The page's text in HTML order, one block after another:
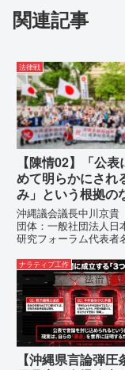
関連記事
法律戦
【陳情02】「公
めて明らかにされ
み」という根拠の
運用の指摘と条例
止を求める陳情書
沖縄議会議長中川京
団体：一般社団法人日
研究フォーラム代表者
市電 話：080- 「公表
めて明らかにされる
う根拠のない違法運用
例運用の停止を求める
ナラティブ工作
【沖縄県言論弾圧